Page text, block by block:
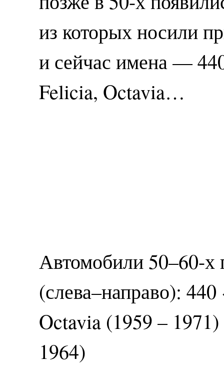
из которых носили
и сейчас имена —
Felicia, Octavia…
Автомобили 50–60-х
(слева–направо):
Octavia (1959 –
1964)